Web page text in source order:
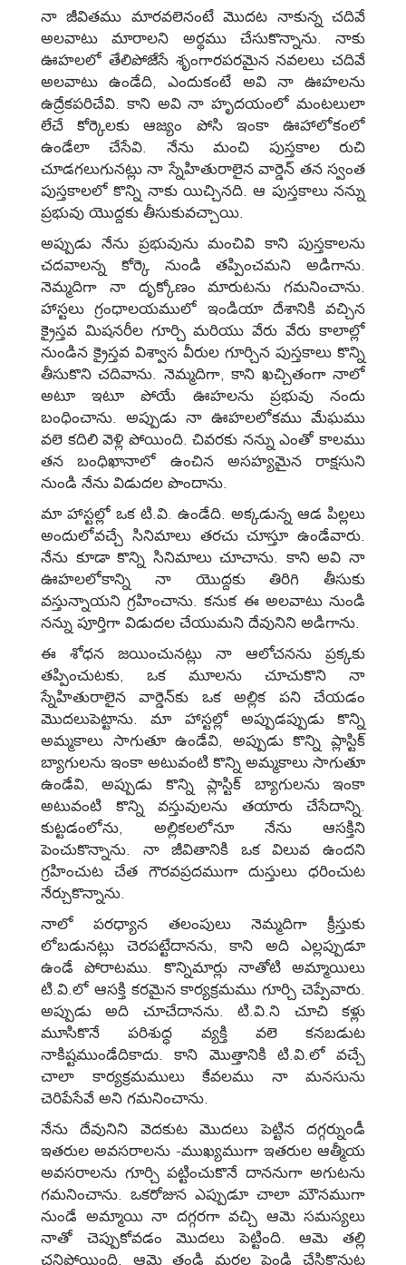
నా జీవితము మారవలెనంటే మొదట నాకున్న చదివే
అలవాటు మారాలని అర్థము చేసుకొన్నాను. నాకు
ఊహలలో తేలిపోజేసే శృంగారపరమైన నవలలు చదివే
అలవాటు ఉండేది, ఎందుకంటే అవి నా ఊహలను
ఉద్రేకపరిచేవి. కాని అవి నా హృదయంలో మంటలులా
లేచే కోర్కెలకు ఆజ్యం పోసి ఇంకా ఊహాలోకంలో
ఉండేలా చేసేవి. నేను మంచి పుస్తకాల రుచి
చూడగలుగునట్లు నా స్నేహితురాలైన వార్డెన్‌ తన స్వంత
పుస్తకాలలో కొన్ని నాకు యిచ్చినది. ఆ పుస్తకాలు నన్ను
ప్రభువు యొద్దకు తీసుకువచ్చాయి.
అప్పుడు నేను ప్రభువును మంచివి కాని పుస్తకాలను
చదవాలన్న కోర్కె నుండి తప్పించమని అడిగాను.
నెమ్మదిగా నా దృక్కోణం మారుటను గమనించాను.
హాస్టలు గ్రంధాలయములో ఇండియా దేశానికి వచ్చిన
క్రైస్తవ మిషనరీల గూర్చి మరియు వేరు వేరు కాలాల్లో
నుండిన క్రైస్తవ విశ్వాస వీరుల గూర్చిన పుస్తకాలు కొన్ని
తీసుకొని చదివాను. నెమ్మదిగా, కాని ఖచ్చితంగా నాలో
అటూ ఇటూ పోయే ఊహలను ప్రభువు నందు
బంధించాను. అప్పుడు నా ఊహలలోకము మేఘము
వలె కదిలి వెళ్లి పోయింది. చివరకు నన్ను ఎంతో కాలము
తన బంధిఖానాలో ఉంచిన అసహ్యమైన రాక్షసుని
నుండి నేను విడుదల పొందాను.
మా హాస్టల్లో ఒక టి.వి. ఉండేది. అక్కడున్న ఆడ పిల్లలు
అందులోవచ్చే సినిమాలు తరచు చూస్తూ ఉండేవారు.
నేను కూడా కొన్ని సినిమాలు చూచాను. కాని అవి నా
ఊహలలోకాన్ని నా యొద్దకు తిరిగి తీసుకు
వస్తున్నాయని గ్రహించాను. కనుక ఈ అలవాటు నుండి
నన్ను పూర్తిగా విడుదల చేయుమని దేవునిని అడిగాను.
ఈ శోధన జయించునట్లు నా ఆలోచనను ప్రక్కకు
తప్పించుటకు, ఒక మూలను చూచుకొని నా
స్నేహితురాలైన వార్డెన్‌కు ఒక అల్లిక పని చేయడం
మొదలుపెట్టాను. మా హాస్టల్లో అప్పుడప్పుడు కొన్ని
అమ్మకాలు సాగుతూ ఉండేవి, అప్పుడు కొన్ని ప్లాస్టిక్‌
బ్యాగులను ఇంకా అటువంటి కొన్ని అమ్మకాలు సాగుతూ
ఉండేవి, అప్పుడు కొన్ని ప్లాస్టిక్‌ బ్యాగులను ఇంకా
అటువంటి కొన్ని వస్తువులను తయారు చేసేదాన్ని.
కుట్టడంలోను, అల్లికలలోనూ నేను ఆసక్తిని
పెంచుకొన్నాను. నా జీవితానికి ఒక విలువ ఉందని
గ్రహించుట చేత గౌరవప్రదముగా దుస్తులు ధరించుట
నేర్చుకొన్నాను.
నాలో పరధ్యాన తలంపులు నెమ్మదిగా క్రీస్తుకు
లోబడునట్లు చెరపట్టేదానను, కాని అది ఎల్లప్పుడూ
ఉండే పోరాటము. కొన్నిమార్లు నాతోటి అమ్మాయిలు
టి.వి.లో ఆసక్తి కరమైన కార్యక్రమము గూర్చి చెప్పేవారు.
అప్పుడు అది చూచేదానను. టి.వి.ని చూచి కళ్లు
మూసికొనే పరిశుద్ధ వ్యక్తి వలె కనబడుట
నాకిష్టముండేదికాదు. కాని మొత్తానికి టి.వి.లో వచ్చే
చాలా కార్యక్రమములు కేవలము నా మనసును
చెరిపేసేవే అని గమనించాను.
నేను దేవునిని వెదకుట మొదలు పెట్టిన దగ్గర్నుండీ
ఇతరుల అవసరాలను -ముఖ్యముగా ఇతరుల ఆత్మీయ
అవసరాలను గూర్చి పట్టించుకొనే దాననుగా అగుటను
గమనించాను. ఒకరోజున ఎప్పుడూ చాలా మౌనముగా
నుండే అమ్మాయి నా దగ్గరగా వచ్చి ఆమె సమస్యలు
నాతో చెప్పుకోవడం మొదలు పెట్టింది. ఆమె తల్లి
చనిపోయింది. ఆమె తండ్రి మరల పెండ్లి చేసికొనుట